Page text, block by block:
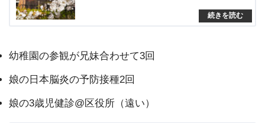
幼稚園の参観が兄妹合わせて3回
娘の日本脳炎の予防接種2回
娘の3歳児健診@区役所（遠い）